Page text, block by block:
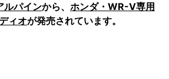
ルパインから、 ホンダ・WR-V専用
ィオが発売されています。